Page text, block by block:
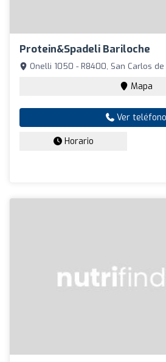
Protein&spadeli Bariloche
Onelli 1050 - R8400, San Carlos
Mapa
Ver teléfono
Horario